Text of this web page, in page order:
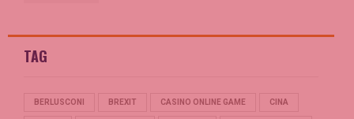
TAG
BERLUSCONI BREXIT CASINO ONLINE GAME CINA